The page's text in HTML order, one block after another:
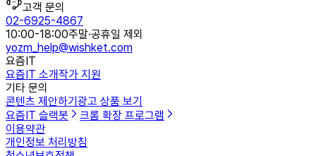
고객 문의
02-6925-4867
10:00-18:00주말·공휴일 제외
yozm_help@wishket.com
요즘IT
요즘IT 소개작가 지원
기타 문의
콘텐츠 제안하기 광고 상품 보기
요즘IT 슬랙봇
크롬 확장 프로그램
이용약관
개인정보 처리방침